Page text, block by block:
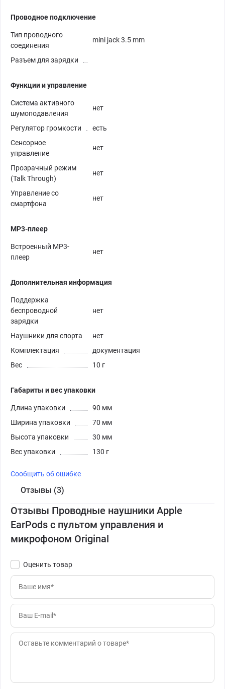
Проводное подключение
Тип проводного
соединения
mini jack 3.5 mm
Разъем для зарядки
Функции и управление
Система активного
шумоподавления
нет
Регулятор громкости
есть
Сенсорное
управление
нет
Прозрачный режим
(Talk Through)
нет
Управление со
смартфона
нет
MP3-плеер
Встроенный MP3-
плеер
нет
Дополнительная информация
Поддержка
беспроводной
зарядки
нет
Наушники для спорта
нет
Комплектация
документация
Вес
10 г
Габариты и вес упаковки
Длина упаковки
90 мм
Ширина упаковки
70 мм
Высота упаковки
30 мм
Вес упаковки
130 г
Сообщить об ошибке
Отзывы (3)
Отзывы Проводные наушники Apple
EarPods с пультом управления и
микрофоном Original
Оценить товар